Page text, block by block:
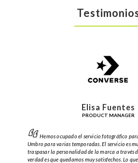
Elisa Fuentes
PRODUCT MANAGER
Hemos ocupado el servicio fotográfico
Umbro para varias temporadas. El servicio es
traspasar la personalidad de la marca a través
verdad es que quedamos muy satisfechos. Lo